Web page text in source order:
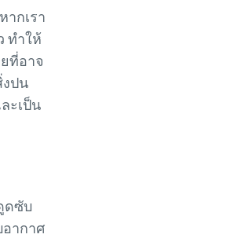
กเรา
ทำให้
ที่อาจ
ปน
ะเป็น
ดซับ
อากาศ